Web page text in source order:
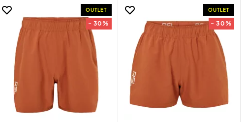
OUTLET
- 30%
OUTLET
- 30%